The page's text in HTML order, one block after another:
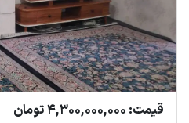
قیمت: 4,300,000,000 تومان